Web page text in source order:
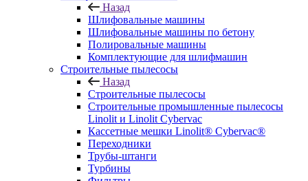
Назад
Шлифовальные машины
Шлифовальные машины по бетону
Полировальные машины
Комплектующие для шлифмашин
Строительные пылесосы
Назад
Строительные пылесосы
Строительные промышленные пылесосы
Linolit и Linolit Cybervac
Кассетные мешки Linolit® Cybervac®
Переходники
Трубы-штанги
Турбины